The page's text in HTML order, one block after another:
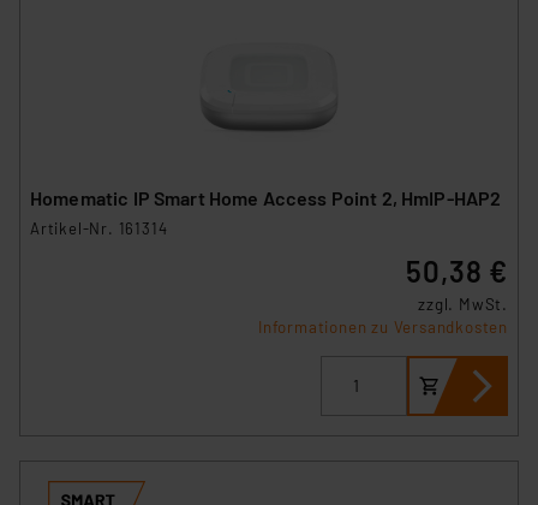
Homematic IP Smart Home Access Point 2, HmIP-HAP2
Artikel-Nr. 161314
50,38 €
zzgl. MwSt.
Informationen zu Versandkosten